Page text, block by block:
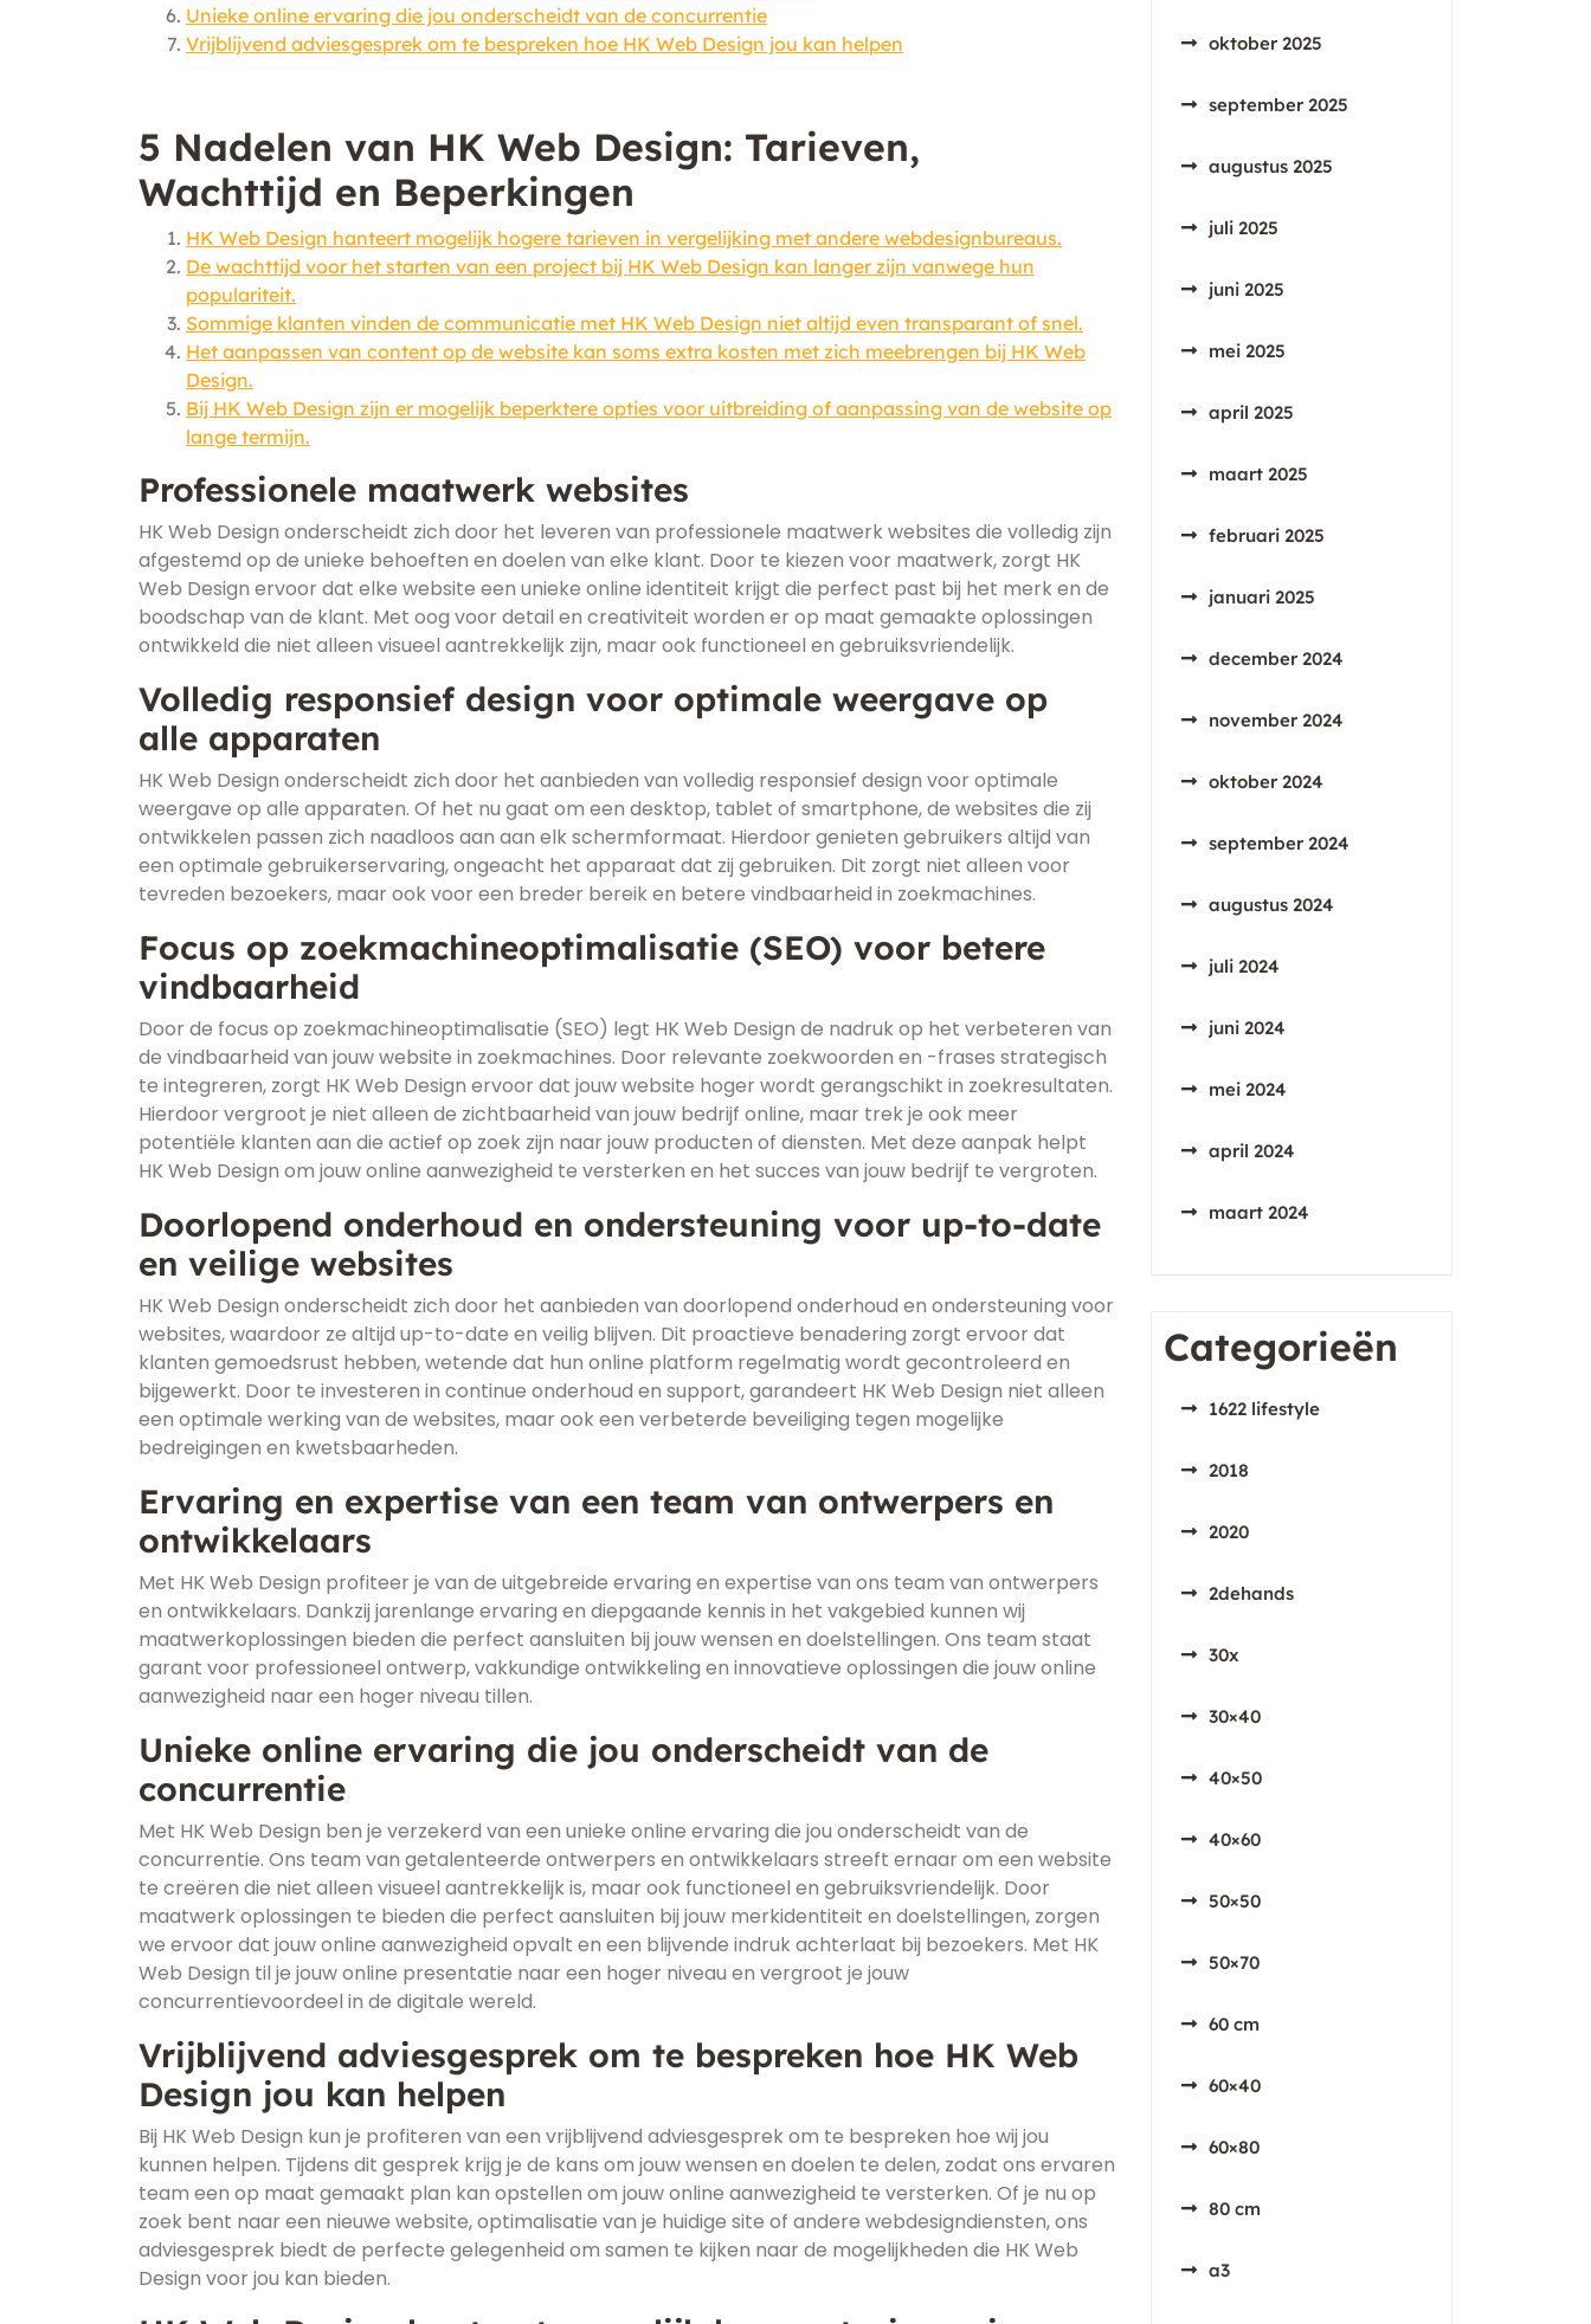
Unieke online ervaring die jou onderscheidt van de concurrentie
Vrijblijvend adviesgesprek om te bespreken hoe HK Web Design jou kan helpen
5 Nadelen van HK Web Design: Tarieven,
Wachttijd en Beperkingen
HK Web Design hanteert mogelijk hogere tarieven in vergelijking met andere webdesignbureaus.
De wachttijd voor het starten van een project bij HK Web Design kan langer zijn vanwege hun
populariteit.
Sommige klanten vinden de communicatie met HK Web Design niet altijd even transparant of snel.
Het aanpassen van content op de website kan soms extra kosten met zich meebrengen bij HK Web
Design.
Bij HK Web Design zijn er mogelijk beperktere opties voor uitbreiding of aanpassing van de website op
lange termijn.
Professionele maatwerk websites
HK Web Design onderscheidt zich door het leveren van professionele maatwerk websites die volledig zijn
afgestemd op de unieke behoeften en doelen van elke klant. Door te kiezen voor maatwerk, zorgt HK
Web Design ervoor dat elke website een unieke online identiteit krijgt die perfect past bij het merk en de
boodschap van de klant. Met oog voor detail en creativiteit worden er op maat gemaakte oplossingen
ontwikkeld die niet alleen visueel aantrekkelijk zijn, maar ook functioneel en gebruiksvriendelijk.
Volledig responsief design voor optimale weergave op
alle apparaten
HK Web Design onderscheidt zich door het aanbieden van volledig responsief design voor optimale
weergave op alle apparaten. Of het nu gaat om een desktop, tablet of smartphone, de websites die zij
ontwikkelen passen zich naadloos aan aan elk schermformaat. Hierdoor genieten gebruikers altijd van
een optimale gebruikerservaring, ongeacht het apparaat dat zij gebruiken. Dit zorgt niet alleen voor
tevreden bezoekers, maar ook voor een breder bereik en betere vindbaarheid in zoekmachines.
Focus op zoekmachineoptimalisatie (SEO) voor betere
vindbaarheid
Door de focus op zoekmachineoptimalisatie (SEO) legt HK Web Design de nadruk op het verbeteren van
de vindbaarheid van jouw website in zoekmachines. Door relevante zoekwoorden en -frases strategisch
te integreren, zorgt HK Web Design ervoor dat jouw website hoger wordt gerangschikt in zoekresultaten.
Hierdoor vergroot je niet alleen de zichtbaarheid van jouw bedrijf online, maar trek je ook meer
potentiële klanten aan die actief op zoek zijn naar jouw producten of diensten. Met deze aanpak helpt
HK Web Design om jouw online aanwezigheid te versterken en het succes van jouw bedrijf te vergroten.
Doorlopend onderhoud en ondersteuning voor up-to-date
en veilige websites
HK Web Design onderscheidt zich door het aanbieden van doorlopend onderhoud en ondersteuning voor
websites, waardoor ze altijd up-to-date en veilig blijven. Dit proactieve benadering zorgt ervoor dat
klanten gemoedsrust hebben, wetende dat hun online platform regelmatig wordt gecontroleerd en
bijgewerkt. Door te investeren in continue onderhoud en support, garandeert HK Web Design niet alleen
een optimale werking van de websites, maar ook een verbeterde beveiliging tegen mogelijke
bedreigingen en kwetsbaarheden.
Ervaring en expertise van een team van ontwerpers en
ontwikkelaars
Met HK Web Design profiteer je van de uitgebreide ervaring en expertise van ons team van ontwerpers
en ontwikkelaars. Dankzij jarenlange ervaring en diepgaande kennis in het vakgebied kunnen wij
maatwerkoplossingen bieden die perfect aansluiten bij jouw wensen en doelstellingen. Ons team staat
garant voor professioneel ontwerp, vakkundige ontwikkeling en innovatieve oplossingen die jouw online
aanwezigheid naar een hoger niveau tillen.
Unieke online ervaring die jou onderscheidt van de
concurrentie
Met HK Web Design ben je verzekerd van een unieke online ervaring die jou onderscheidt van de
concurrentie. Ons team van getalenteerde ontwerpers en ontwikkelaars streeft ernaar om een website
te creëren die niet alleen visueel aantrekkelijk is, maar ook functioneel en gebruiksvriendelijk. Door
maatwerk oplossingen te bieden die perfect aansluiten bij jouw merkidentiteit en doelstellingen, zorgen
we ervoor dat jouw online aanwezigheid opvalt en een blijvende indruk achterlaat bij bezoekers. Met HK
Web Design til je jouw online presentatie naar een hoger niveau en vergroot je jouw
concurrentievoordeel in de digitale wereld.
Vrijblijvend adviesgesprek om te bespreken hoe HK Web
Design jou kan helpen
Bij HK Web Design kun je profiteren van een vrijblijvend adviesgesprek om te bespreken hoe wij jou
kunnen helpen. Tijdens dit gesprek krijg je de kans om jouw wensen en doelen te delen, zodat ons ervaren
team een op maat gemaakt plan kan opstellen om jouw online aanwezigheid te versterken. Of je nu op
zoek bent naar een nieuwe website, optimalisatie van je huidige site of andere webdesigndiensten, ons
adviesgesprek biedt de perfecte gelegenheid om samen te kijken naar de mogelijkheden die HK Web
Design voor jou kan bieden.
oktober 2025
september 2025
augustus 2025
juli 2025
juni 2025
mei 2025
april 2025
maart 2025
februari 2025
januari 2025
december 2024
november 2024
oktober 2024
september 2024
augustus 2024
juli 2024
juni 2024
mei 2024
april 2024
maart 2024
Categorieën
1622 lifestyle
2018
2020
2dehands
30x
30×40
40×50
40×60
50×50
50×70
60 cm
60×40
60×80
80 cm
a3